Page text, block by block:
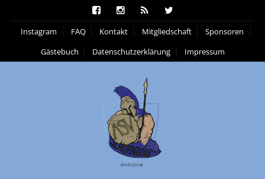
Instagram FAQ Kontakt Mitgliedschaft
Sponsoren
Gästebuch
Datenschutzerklärung Impressum